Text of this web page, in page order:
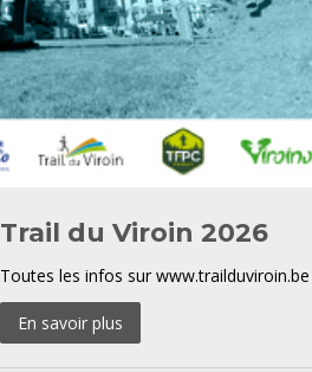
Trail du Viroin 2026
Toutes les infos sur www.trailduviroin.be
En savoir plus